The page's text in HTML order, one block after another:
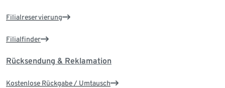
Filialreservierung
Filialfinder
Rücksendung & Reklamation
Kostenlose Rückgabe / Umtausch